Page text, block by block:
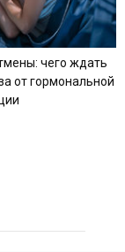
чего ждать
от гормональной